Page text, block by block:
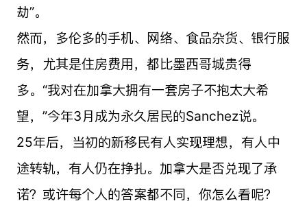
劫”。
然而，多伦多的手机、网络、食品杂货、银行服
务，尤其是住房费用，都比墨西哥城贵得
多。“我对在加拿大拥有一套房子不抱太大希
望，”今年3月成为永久居民的Sanchez说。
25年后，当初的新移民有人实现理想，有人中
途转轨，有人仍在挣扎。加拿大是否兑现了承
诺？或许每个人的答案都不同，你怎么看呢？